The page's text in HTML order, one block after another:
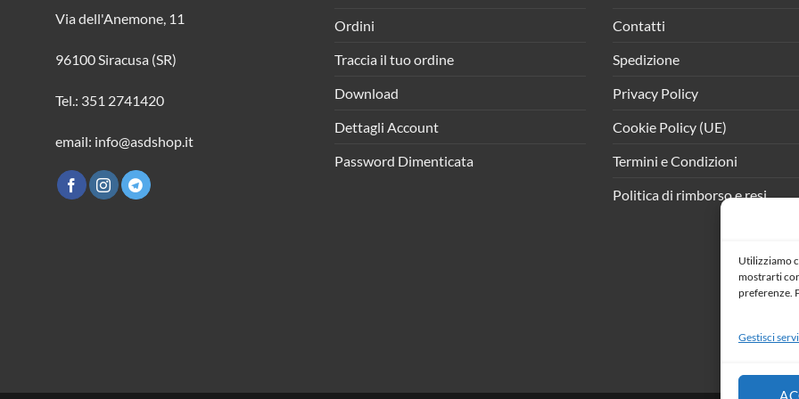
Utilizziamo
mostrarti
preferenze.
Gestisci
Via dell'Anemone, 11
96100 Siracusa (SR)
Tel.: 351 2741420
email: info@asdshop.it
Ordini
Traccia il tuo ordine
Download
Dettagli Account
Password Dimenticata
Contatti
Spedizione
Privacy Policy
Cookie Policy (UE)
Termini e Condizioni
Politica di rimborso e resi